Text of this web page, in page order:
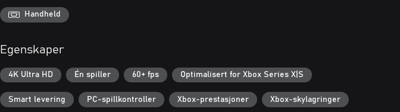
Handheld
Egenskaper
4K Ultra HD Én spiller 60+ fps Optimalisert for Xbox Series X|S
Smart levering PC-spillkontroller Xbox-prestasjoner Xbox-skylagringer